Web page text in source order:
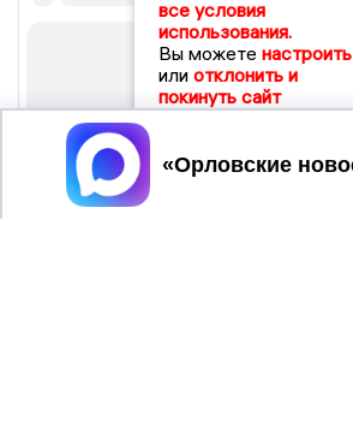
все условия
использования.
Вы можете настроить
или отклонить и
покинуть сайт
Принять